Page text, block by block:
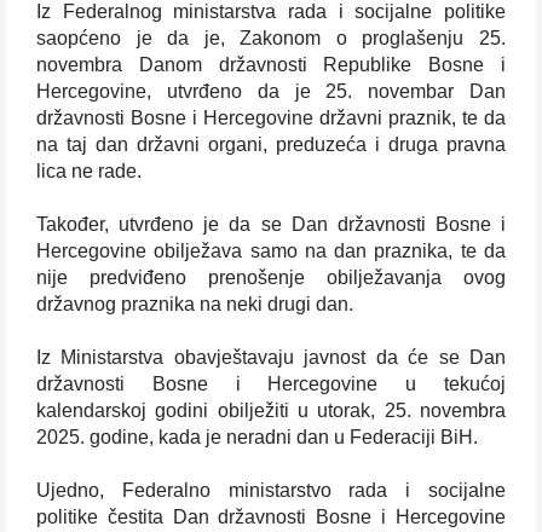
Iz Federalnog ministarstva rada i socijalne politike
saopćeno je da je, Zakonom o proglašenju 25.
novembra Danom državnosti Republike Bosne i
Hercegovine, utvrđeno da je 25. novembar Dan
državnosti Bosne i Hercegovine državni praznik, te da
na taj dan državni organi, preduzeća i druga pravna
lica ne rade.
Također, utvrđeno je da se Dan državnosti Bosne i
Hercegovine obilježava samo na dan praznika, te da
nije predviđeno prenošenje obilježavanja ovog
državnog praznika na neki drugi dan.
Iz Ministarstva obavještavaju javnost da će se Dan
državnosti Bosne i Hercegovine u tekućoj
kalendarskoj godini obilježiti u utorak, 25. novembra
2025. godine, kada je neradni dan u Federaciji BiH.
Ujedno, Federalno ministarstvo rada i socijalne
politike čestita Dan državnosti Bosne i Hercegovine